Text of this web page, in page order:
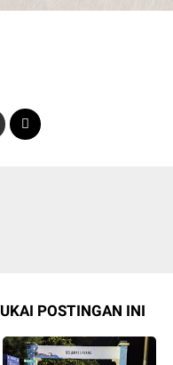
POSTINGAN INI